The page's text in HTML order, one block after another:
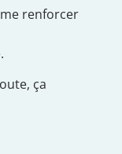
renforcer
ça